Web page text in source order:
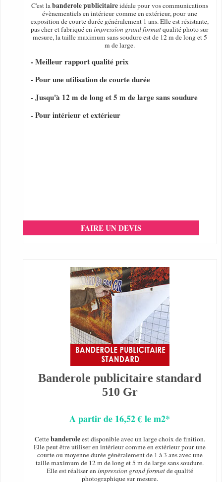
C'est labanderole publicitaireidéale pour vos communications
évènementiels en intérieur comme en extérieur, pour une
exposition de courte durée généralement 1 ans. Elle est résistante,
pas cher et fabriqué enimpression grand formatqualité photo sur
mesure, la taille maximum sans soudure est de 12 m de long et 5
m de large.
- Meilleur rapport qualité prix
- Pour une utilisation de courte durée
- Jusqu'à 12 m de long et 5 m de large sans soudure
- Pour intérieur et extérieur
FAIRE UN DEVIS
Banderole publicitaire standard
510 Gr
A partir de 16,52 € le m2*
Cettebanderoleest disponible avec un large choix de finition.
Elle peut être utiliser en intérieur comme en extérieur pour une
courte ou moyenne durée généralement de 1 à 3 ans avec une
taille maximum de 12 m de long et 5 m de large sans soudure.
Elle est réaliser enimpression grand formatde qualité
photographique sur mesure.